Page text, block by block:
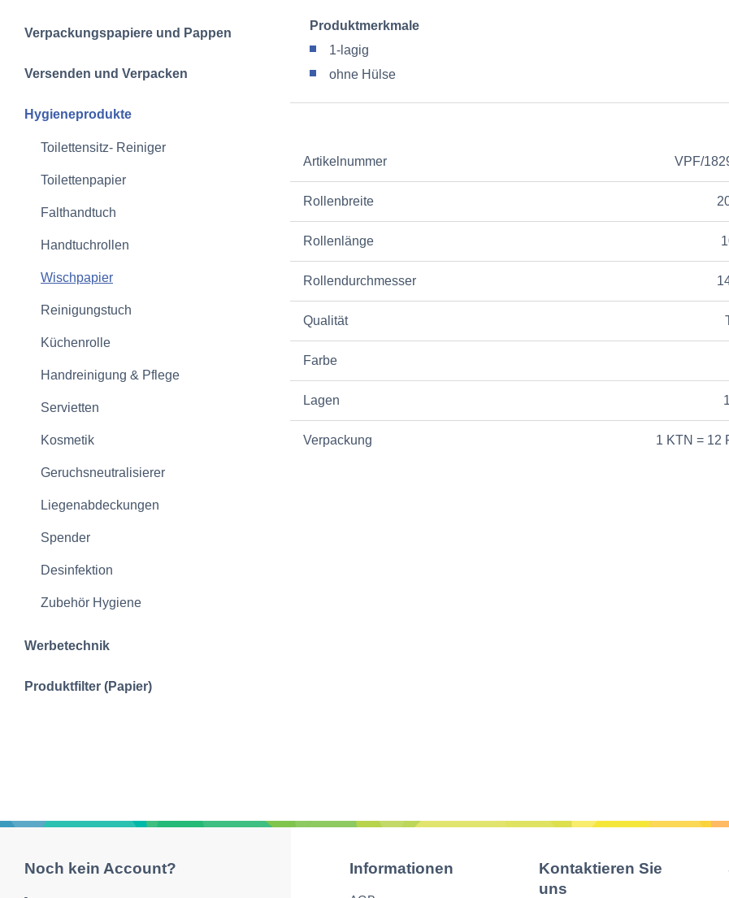
Verpackungspapiere und Pappen
Versenden und Verpacken
Hygieneprodukte
Toilettensitz- Reiniger
Toilettenpapier
Falthandtuch
Handtuchrollen
Wischpapier
Reinigungstuch
Küchenrolle
Handreinigung & Pflege
Servietten
Kosmetik
Geruchsneutralisierer
Liegenabdeckungen
Spender
Desinfektion
Zubehör Hygiene
Werbetechnik
Produktfilter (Papier)
Produktmerkmale
1-lagig
ohne Hülse
Artikelnummer VPF/
Rollenbreite
Rollenlänge
Rollendurchmesser
Qualität
Farbe
Lagen
Verpackung 1 KTN = 12
Noch kein Account? Informationen
Kontaktieren Sie
uns